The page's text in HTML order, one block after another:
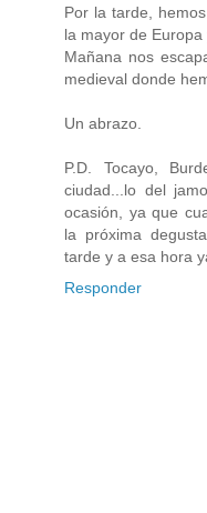
Por la tarde,
la mayor de Europa
Mañana nos
medieval donde
Un abrazo.
P.D. Tocayo,
ciudad...lo del
ocasión, ya que
la próxima
tarde y a esa hora
Responder